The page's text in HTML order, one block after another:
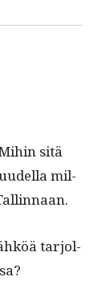
sitä
mil­
tar­jol­